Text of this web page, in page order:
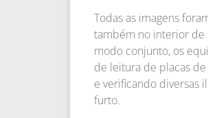
Todas as imagens
também no interior de
modo conjunto, os
de leitura de placas
e verificando diversas
furto.